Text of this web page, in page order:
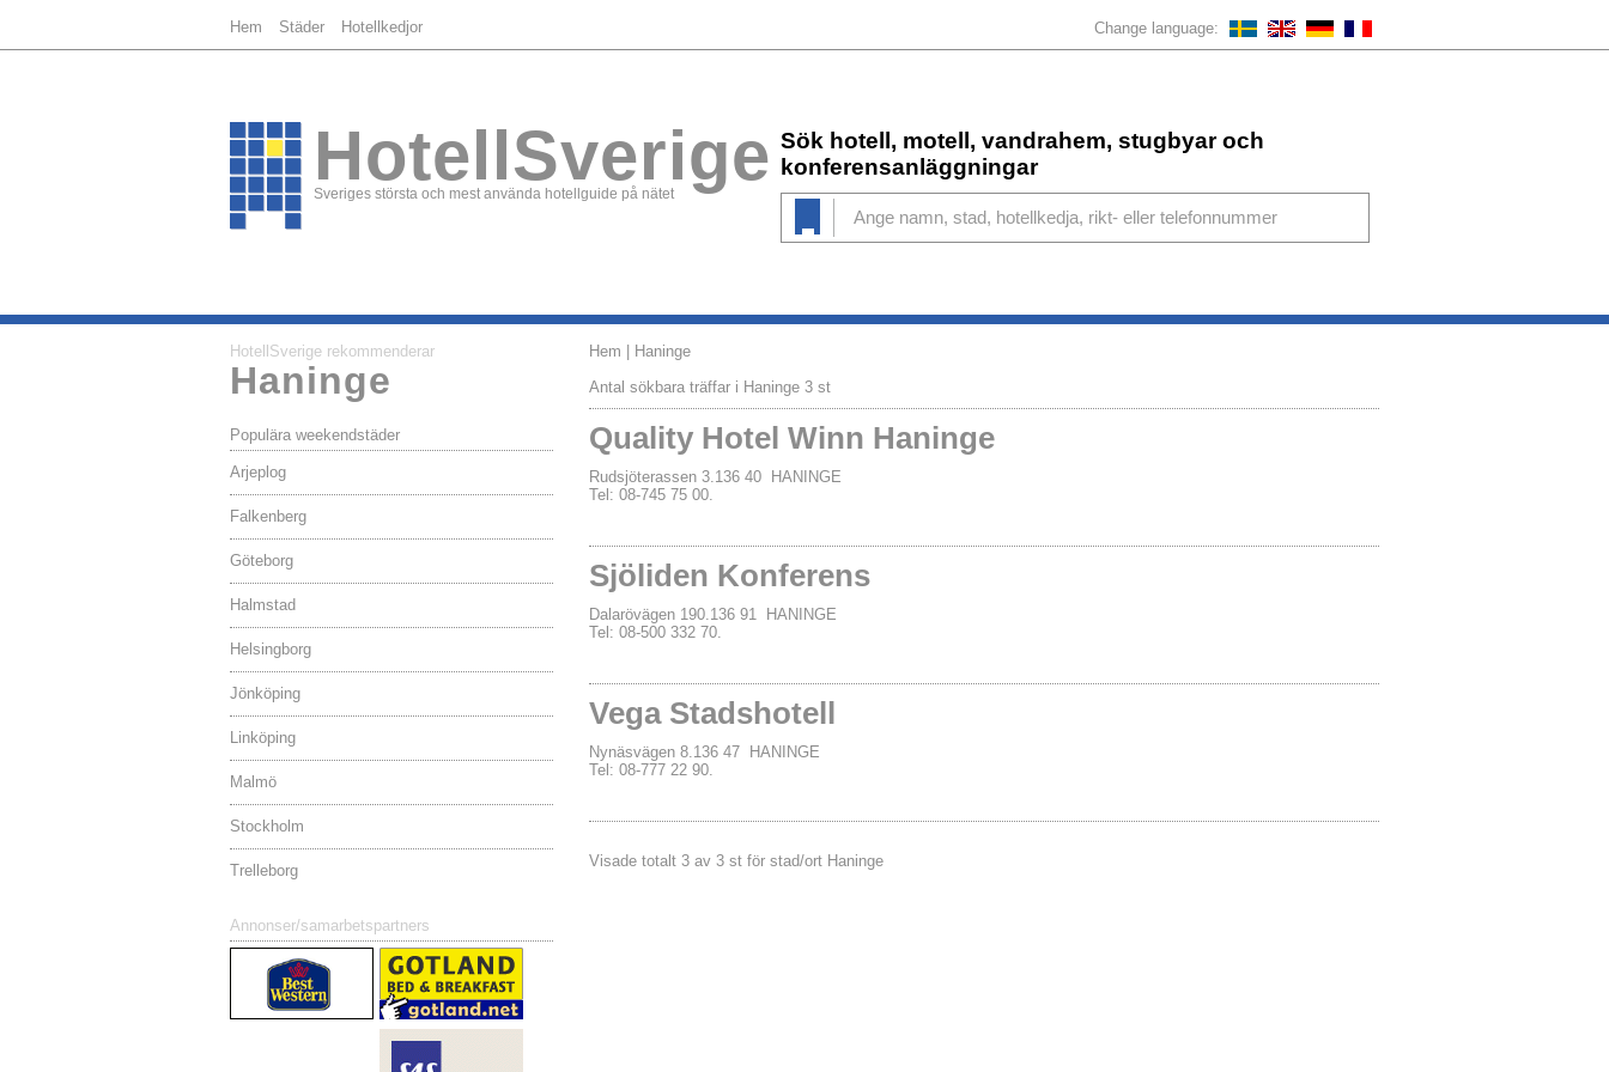
Hem Städer Hotellkedjor Change language:
HotellSverige
Sveriges största och mest använda hotellguide på nätet
Sök hotell, motell, vandrahem, stugbyar och
konferensanläggningar
HotellSverige rekommenderar
Haninge
Populära weekendstäder
Arjeplog
Falkenberg
Göteborg
Halmstad
Helsingborg
Jönköping
Linköping
Malmö
Stockholm
Trelleborg
Annonser/samarbetspartners
Hem | Haninge
Antal sökbara träffar i Haninge 3 st
Quality Hotel Winn Haninge
Rudsjöterassen 3.136 40 HANINGE
Tel: 08-745 75 00.
Sjöliden Konferens
Dalarövägen 190.136 91 HANINGE
Tel: 08-500 332 70.
Vega Stadshotell
Nynäsvägen 8.136 47 HANINGE
Tel: 08-777 22 90.
Visade totalt 3 av 3 st för stad/ort Haninge